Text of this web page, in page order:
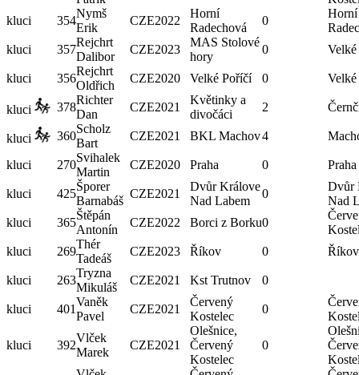
kluci
354
Nymš
Erik
CZE2022
Horní
Radechová
0
Horní
kluci
357
Rejchrt
Dalibor
CZE2023
MAS Stolové
hory
0
kluci 356
Rejchrt
Oldřich
CZE2020 Velké Poříčí 0
kluci 378
Richter
Dan
CZE2021
Květinky a
divočáci
2
kluci 360
Scholz
Bart
CZE2021 BKL Machov4
kluci 270
Svihalek
Martin
CZE2020 Praha 0 Praha
kluci 425
Šporer
Barnabáš
CZE2021
Dvůr Králove
Nad Labem
0
Dvůr
Nad
kluci
365
Štěpán
Antonín
CZE2022 Borci z Borku0
kluci
269
Thér
Tadeáš
CZE2023 Říkov 0 Říkov
kluci 263
Tryzna
Mikuláš
CZE2021 Kst Trutnov 0
kluci 401
Vaněk
Pavel
CZE2021
Červený
Kostelec
0
kluci 392
Vlček
Marek
CZE2021
Olešnice,
Červený
Kostelec
0